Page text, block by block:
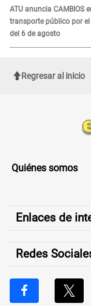
ATU anuncia CAMBIOS
transporte público por el
del 6 de agosto
Regresar al inicio
Quiénes somos
Enlaces de
Redes